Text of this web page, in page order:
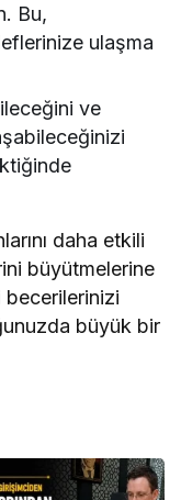
Bu,
ulaşma
ve
daha etkili
büyütmelerine
becerilerinizi
büyük bir